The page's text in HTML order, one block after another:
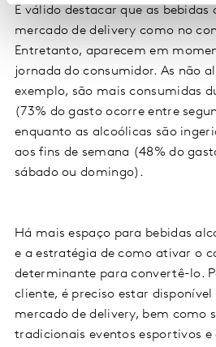
É válido destacar que as
mercado de delivery como no
Entretanto, aparecem em
jornada do consumidor. As não
exemplo, são mais consumidas
(73% do gasto ocorre entre
enquanto as alcoólicas são
aos fins de semana (48% do
sábado ou domingo).
Há mais espaço para bebidas
e a estratégia de como ativar o
determinante para convertê-lo.
cliente, é preciso estar disponível
mercado de delivery, bem como
tradicionais eventos esportivos e